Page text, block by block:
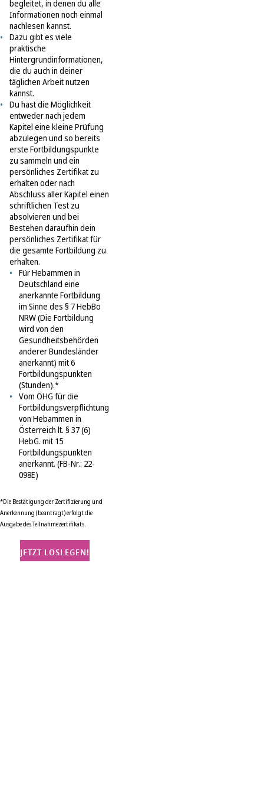
begleitet, in denen du alle
Informationen noch einmal
nachlesen kannst.
Dazu gibt es viele
praktische
Hintergrundinformationen,
die du auch in deiner
täglichen Arbeit nutzen
kannst.
Du hast die Möglichkeit
entweder nach jedem
Kapitel eine kleine Prüfung
abzulegen und so bereits
erste Fortbildungspunkte
zu sammeln und ein
persönliches Zertifikat zu
erhalten oder nach
Abschluss aller Kapitel einen
schriftlichen Test zu
absolvieren und bei
Bestehen daraufhin dein
persönliches Zertifikat für
die gesamte Fortbildung zu
erhalten.
Für Hebammen in
Deutschland eine
anerkannte Fortbildung
im Sinne des § 7 HebBo
NRW (Die Fortbildung
wird von den
Gesundheitsbehörden
anderer Bundesländer
anerkannt) mit 6
Fortbildungspunkten
(Stunden).*
Vom ÖHG für die
Fortbildungsverpflichtung
von Hebammen in
Österreich lt. § 37 (6)
HebG. mit 15
Fortbildungspunkten
anerkannt. (FB-Nr.: 22-
098E)
*Die Bestätigung der Zertifizierung und
Anerkennung (beantragt) erfolgt die
Ausgabe des Teilnahmezertifikats.
JETZT LOSLEGEN!